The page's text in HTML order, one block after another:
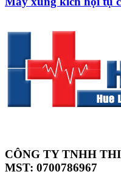
CÔNG TY TNHH
MST: 0700786967